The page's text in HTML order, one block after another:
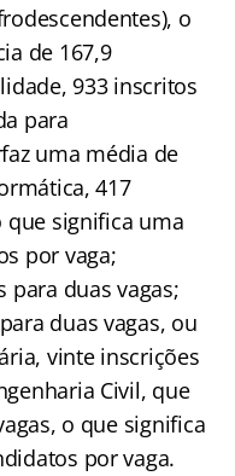
o
de 167,9
933 inscritos
para
uma média de
417
que significa uma
por vaga;
para duas vagas;
duas vagas, ou
vinte inscrições
Civil, que
o que significa
por vaga.